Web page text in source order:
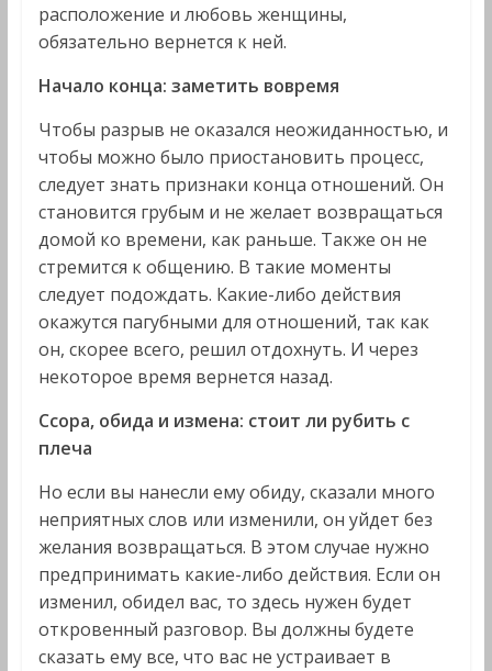
расположение и любовь женщины,
обязательно вернется к ней.
Начало конца: заметить вовремя
Чтобы разрыв не оказался неожиданностью, и
чтобы можно было приостановить процесс,
следует знать признаки конца отношений. Он
становится грубым и не желает возвращаться
домой ко времени, как раньше. Также он не
стремится к общению. В такие моменты
следует подождать. Какие-либо действия
окажутся пагубными для отношений, так как
он, скорее всего, решил отдохнуть. И через
некоторое время вернется назад.
Ссора, обида и измена: стоит ли рубить с
плеча
Но если вы нанесли ему обиду, сказали много
неприятных слов или изменили, он уйдет без
желания возвращаться. В этом случае нужно
предпринимать какие-либо действия. Если он
изменил, обидел вас, то здесь нужен будет
откровенный разговор. Вы должны будете
сказать ему все, что вас не устраивает в